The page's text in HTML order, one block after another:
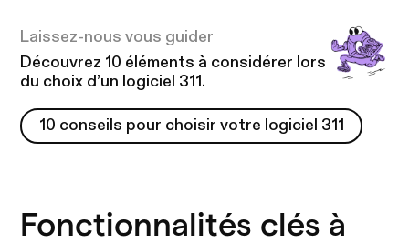
Laissez-nous vous guider
Découvrez 10 éléments à considérer lors
du choix d’un logiciel 311.
10 conseils pour choisir votre logiciel 311
10 conseils pour choisir votre logiciel 311
Fonctionnalités clés à